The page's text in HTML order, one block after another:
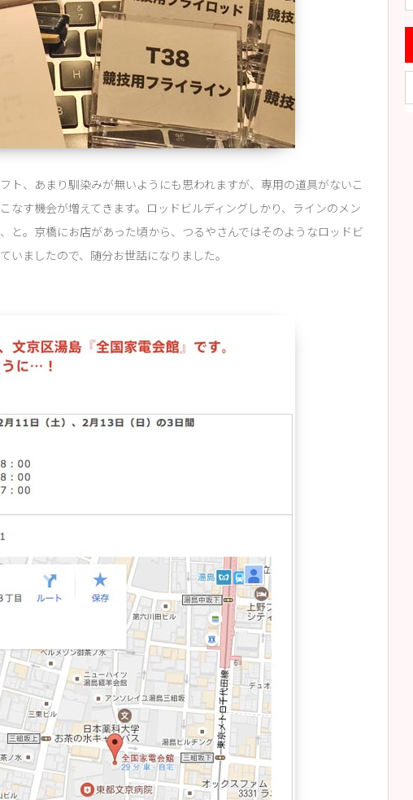
ト、あまり馴染みが無いようにも思われますが、専用の道具がないこ
なす機会が増えてきます。ロッドビルディングしかり、ラインのメン
と。京橋にお店があった頃から、つるやさんではそのようなロッドビ
いましたので、随分お世話になりました。